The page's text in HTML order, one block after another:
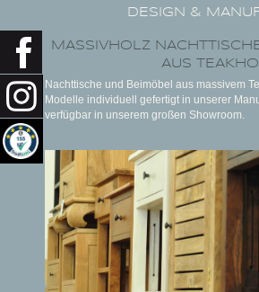
DESIGN &
MASSIVHOLZ
AUS
Nachttische und Beimöbel aus massivem
Modelle individuell gefertigt in unserer
verfügbar in unserem großen Showroom.